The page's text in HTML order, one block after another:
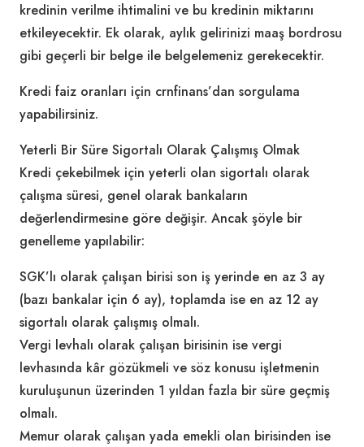
kredinin verilme ihtimalini ve bu kredinin miktarını
etkileyecektir. Ek olarak, aylık gelirinizi maaş bordrosu
gibi geçerli bir belge ile belgelemeniz gerekecektir.
Kredi faiz oranları için crnfinans’dan sorgulama
yapabilirsiniz.
Yeterli Bir Süre Sigortalı Olarak Çalışmış Olmak
Kredi çekebilmek için yeterli olan sigortalı olarak
çalışma süresi, genel olarak bankaların
değerlendirmesine göre değişir. Ancak şöyle bir
genelleme yapılabilir:
SGK’lı olarak çalışan birisi son iş yerinde en az 3 ay
(bazı bankalar için 6 ay), toplamda ise en az 12 ay
sigortalı olarak çalışmış olmalı.
Vergi levhalı olarak çalışan birisinin ise vergi
levhasında kâr gözükmeli ve söz konusu işletmenin
kuruluşunun üzerinden 1 yıldan fazla bir süre geçmiş
olmalı.
Memur olarak çalışan yada emekli olan birisinden ise